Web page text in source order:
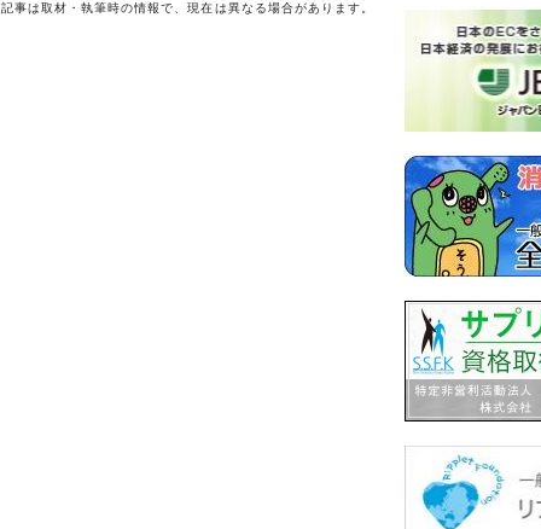
記事は取材・執筆時の情報で、現在は異なる場合があります。